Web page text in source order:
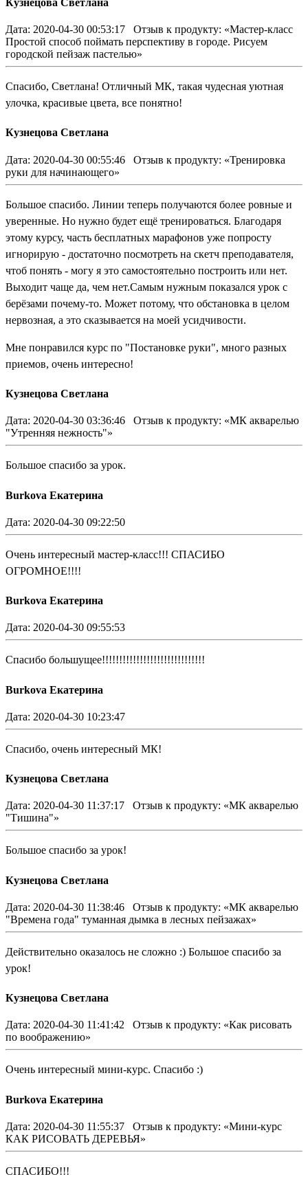
Кузнецова Светлана
Дата: 2020-04-30 00:53:17
Отзыв к продукту: «Мастер-класс
Простой способ поймать перспективу в городе. Рисуем
городской пейзаж пастелью»
Спасибо, Светлана! Отличный МК, такая чудесная уютная
улочка, красивые цвета, все понятно!
Кузнецова Светлана
Дата: 2020-04-30 00:55:46
Отзыв к продукту: «Тренировка
руки для начинающего»
Большое спасибо. Линии теперь получаются более ровные и
уверенные. Но нужно будет ещё тренироваться. Благодаря
этому курсу, часть бесплатных марафонов уже попросту
игнорирую - достаточно посмотреть на скетч преподавателя,
чтоб понять - могу я это самостоятельно построить или нет.
Выходит чаще да, чем нет.Самым нужным показался урок с
берёзами почему-то. Может потому, что обстановка в целом
нервозная, а это сказывается на моей усидчивости.
Мне понравился курс по "Постановке руки", много разных
приемов, очень интересно!
Кузнецова Светлана
Дата: 2020-04-30 03:36:46
Отзыв к продукту: «МК акварелью
"Утренняя нежность"»
Большое спасибо за урок.
Burkova Екатерина
Дата: 2020-04-30 09:22:50
Очень интересный мастер-класс!!! СПАСИБО
ОГРОМНОЕ!!!!
Burkova Екатерина
Дата: 2020-04-30 09:55:53
Спасибо большущее!!!!!!!!!!!!!!!!!!!!!!!!!!!!!!
Burkova Екатерина
Дата: 2020-04-30 10:23:47
Спасибо, очень интересный МК!
Кузнецова Светлана
Дата: 2020-04-30 11:37:17
Отзыв к продукту: «МК акварелью
"Тишина"»
Большое спасибо за урок!
Кузнецова Светлана
Дата: 2020-04-30 11:38:46
Отзыв к продукту: «МК акварелью
"Времена года" туманная дымка в лесных пейзажах»
Действительно оказалось не сложно :) Большое спасибо за
урок!
Кузнецова Светлана
Дата: 2020-04-30 11:41:42
Отзыв к продукту: «Как рисовать
по воображению»
Очень интересный мини-курс. Спасибо :)
Burkova Екатерина
Дата: 2020-04-30 11:55:37
Отзыв к продукту: «Мини-курс
КАК РИСОВАТЬ ДЕРЕВЬЯ»
СПАСИБО!!!